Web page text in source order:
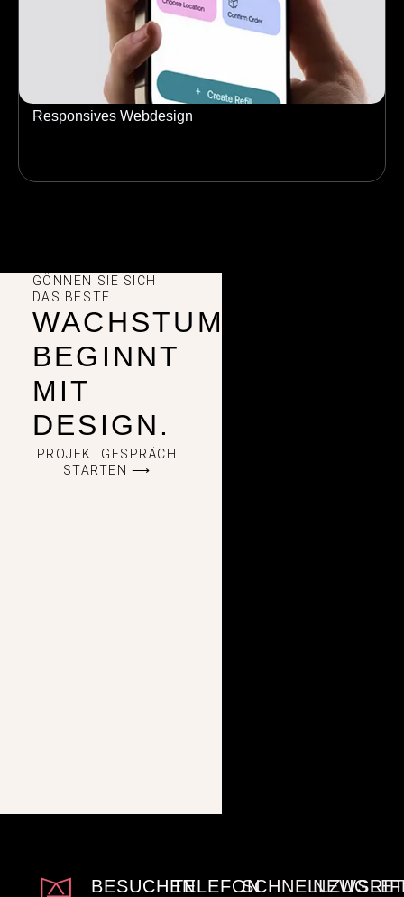
Responsives Webdesign
GÖNNEN SIE SICH
DAS BESTE.
WACHSTUM
BEGINNT
MIT
DESIGN.
PROJEKTGESPRÄCH
STARTEN ⟶
BESUCHENTELEFON